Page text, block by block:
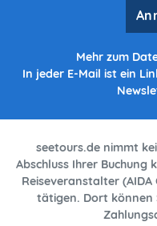
Mehr zum
In jeder E-Mail ist ein
seetours.de nimmt
Abschluss Ihrer Buchung
Reiseveranstalter
tätigen. Dort können